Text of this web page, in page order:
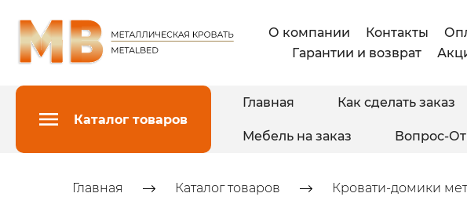
О компании Контакты
Гарантии и возврат
Каталог товаров
Главная Как сделать заказ
Мебель на заказ Вопрос-
Главная Каталог товаров Кровати-домики